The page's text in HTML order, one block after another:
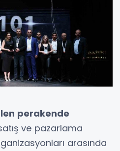
perakende
ve pazarlama
arasında